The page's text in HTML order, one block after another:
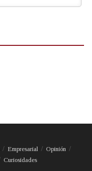
Empresarial
Opinión
Curiosidades